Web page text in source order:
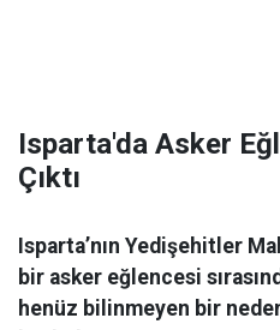
Isparta'da Asker
Çıktı
Isparta’nın Yedişehitler
bir asker eğlencesi
henüz bilinmeyen bir